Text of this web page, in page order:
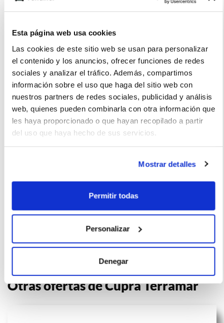
Esta página web usa cookies
Las cookies de este sitio web se usan para personalizar
el contenido y los anuncios, ofrecer funciones de redes
sociales y analizar el tráfico. Además, compartimos
información sobre el uso que haga del sitio web con
nuestros partners de redes sociales, publicidad y análisis
web, quienes pueden combinarla con otra información que
les haya proporcionado o que hayan recopilado a partir
del uso que haya hecho de sus servicios.
Mostrar detalles
Permitir todas
Personalizar
Denegar
Multimedia
Extras
La imagen del coche puede no coincidir con el vehículo
ofertado. Los datos y la información publicada ha sido
Número de oferta:SBD-SBD-22216 4m-5m Última
Otras ofertas de Cupra Terramar